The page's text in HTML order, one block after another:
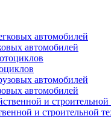
автомобилей
автомобилей
и строительной